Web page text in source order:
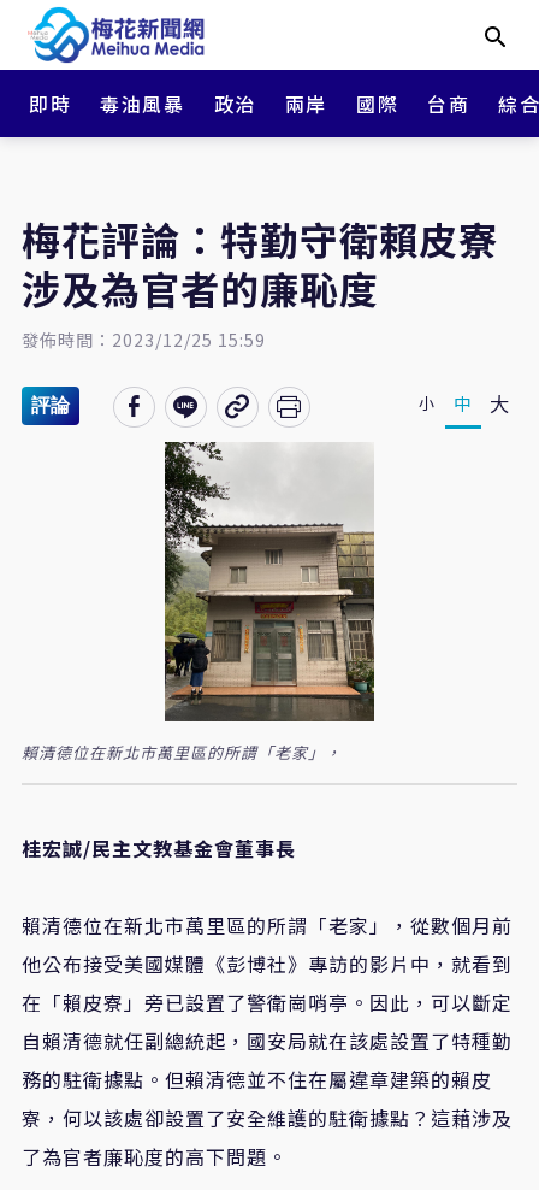
即時 毒油風暴 政治 兩岸 國際 台商 綜
梅花評論：特勤守衛賴皮寮
涉及為官者的廉恥度
發佈時間：2023/12/25 15:59
評論 小 中 大
賴清德位在新北市萬里區的所謂「老家」，
桂宏誠/民主文教基金會董事長
賴清德位在新北市萬里區的所謂「老家」，從數個月前
他公布接受美國媒體《彭博社》專訪的影片中，就看到
在「賴皮寮」旁已設置了警衛崗哨亭。因此，可以斷定
自賴清德就任副總統起，國安局就在該處設置了特種勤
務的駐衛據點。但賴清德並不住在屬違章建築的賴皮
寮，何以該處卻設置了安全維護的駐衛據點？這藉涉及
了為官者廉恥度的高下問題。